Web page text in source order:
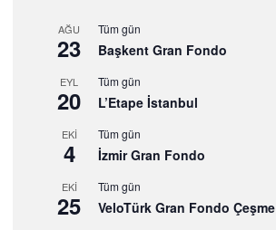
AĞU
23
Tüm gün
Başkent Gran Fondo
EYL
20
Tüm gün
L’Etape İstanbul
EKI
4
Tüm gün
İzmir Gran Fondo
EKI
25
Tüm gün
VeloTürk Gran Fondo Çeşme